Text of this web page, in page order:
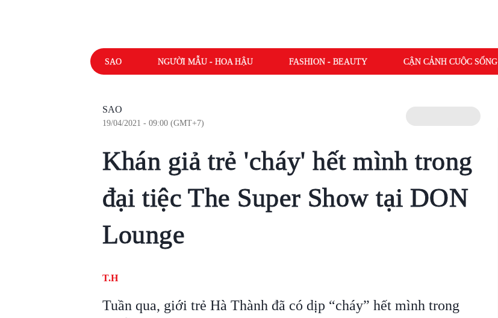
SAO NGƯỜI MẪU - HOA HẬU FASHION - BEAUTY CẬN CẢNH CUỘC SỐNG
SAO
19/04/2021 - 09:00 (GMT+7)
Khán giả trẻ 'cháy' hết mình trong
đại tiệc The Super Show tại DON
Lounge
T.H
Tuần qua, giới trẻ Hà Thành đã có dịp “cháy” hết mình trong